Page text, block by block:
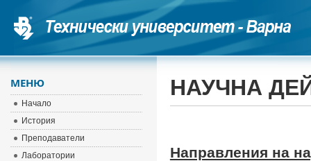
НАУЧНА
Направления на
МЕНЮ
Начало
История
Преподаватели
Лаборатории